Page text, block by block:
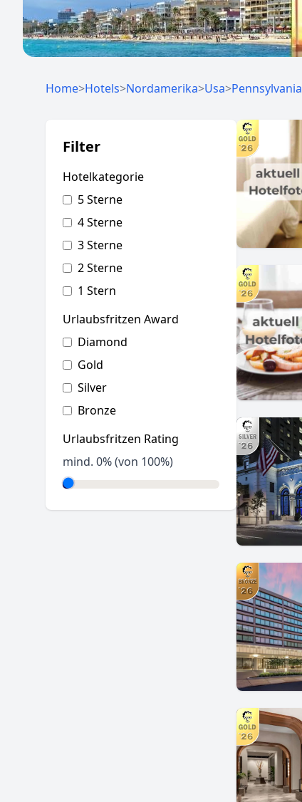
Home>Hotels>Nordamerika>Usa>Pennsylvania
Filter
Hotelkategorie
5 Sterne
4 Sterne
3 Sterne
2 Sterne
1 Stern
Urlaubsfritzen Award
Diamond
Gold
Silver
Bronze
Urlaubsfritzen Rating
mind. 0% (von 100%)